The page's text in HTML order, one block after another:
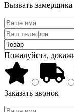
Вызвать замерщика
Пожалуйста,
Заказать звонок